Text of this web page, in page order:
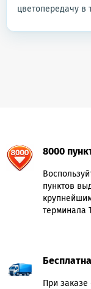
цветопередачу в
8000
пунктов
терминала
При заказе